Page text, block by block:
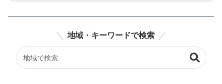
地域・キーワードで検索